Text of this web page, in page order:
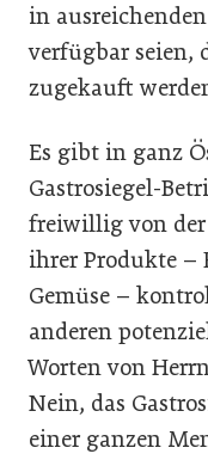
in
verfügbar seien,
zugekauft
Es gibt in ganz
Gastrosiegel-
freiwillig von
ihrer Produkte –
Gemüse –
anderen
Worten von
Nein, das
einer ganzen